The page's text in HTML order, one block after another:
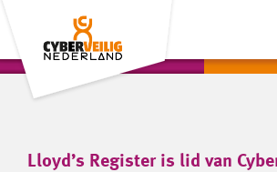
Lloyd’s Register is lid van